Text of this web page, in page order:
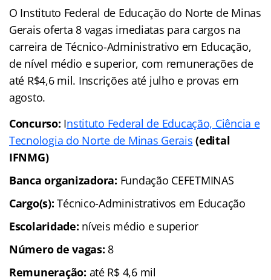
O Instituto Federal de Educação do Norte de Minas
Gerais oferta 8 vagas imediatas para cargos na
carreira de Técnico-Administrativo em Educação,
de nível médio e superior, com remunerações de
até R$4,6 mil. Inscrições até julho e provas em
agosto.
Concurso: Instituto Federal de Educação, Ciência e
Tecnologia do Norte de Minas Gerais (edital
IFNMG)
Banca organizadora: Fundação CEFETMINAS
Cargo(s):Técnico-Administrativos em Educação
Escolaridade: níveis médio e superior
Número de vagas: 8
Remuneração: até R$ 4,6 mil